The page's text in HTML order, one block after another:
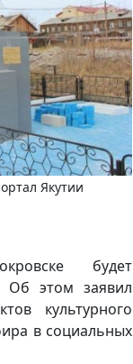
Якутии
будет
Об этом заявил
культурного
в социальных